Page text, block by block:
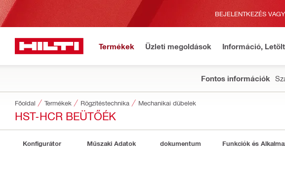
BEJELENTKEZÉS
Termékek Üzleti megoldások Információ,
Fontos információk
Főoldal Termékek Rögzítéstechnika Mechanikai dübelek
HST-HCR BEÜTŐÉK
Konfigurátor Műszaki Adatok dokumentum Funkciók és